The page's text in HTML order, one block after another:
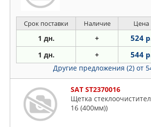
Срок поставки Наличие Цена
1 дн. + 524
1 дн. + 544
Другие предложения (2) от
SAT ST2370016
Щетка
16 (400мм))